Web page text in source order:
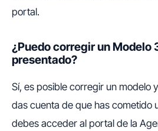
portal.
¿Puedo corregir un Modelo
presentado?
Sí, es posible corregir un modelo
das cuenta de que has cometido
debes acceder al portal de la